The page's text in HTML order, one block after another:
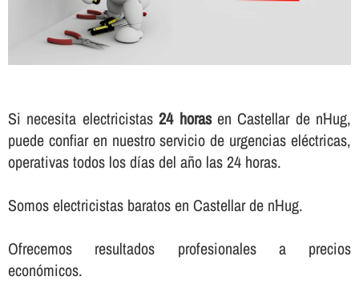
Si necesita electricistas24 horasen Castellar de n´Hug,
puede confiar en nuestro servicio de urgencias eléctricas,
operativas todos los dí­as del año las 24 horas.
Somos electricistas baratos en Castellar de n´Hug.
Ofrecemos resultados profesionales a precios
económicos.